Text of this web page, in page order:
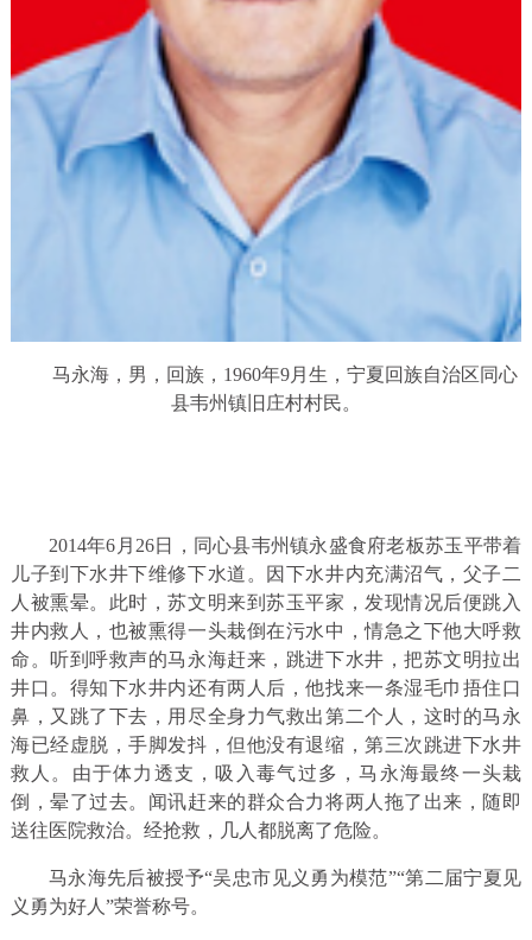
马永海，男，回族，1960年9月生，宁夏回族自治区同心
县韦州镇旧庄村村民。
2014年6月26日，同心县韦州镇永盛食府老板苏玉平带着
儿子到下水井下维修下水道。因下水井内充满沼气，父子二
人被熏晕。此时，苏文明来到苏玉平家，发现情况后便跳入
井内救人，也被熏得一头栽倒在污水中，情急之下他大呼救
命。听到呼救声的马永海赶来，跳进下水井，把苏文明拉出
井口。得知下水井内还有两人后，他找来一条湿毛巾捂住口
鼻，又跳了下去，用尽全身力气救出第二个人，这时的马永
海已经虚脱，手脚发抖，但他没有退缩，第三次跳进下水井
救人。由于体力透支，吸入毒气过多，马永海最终一头栽
倒，晕了过去。闻讯赶来的群众合力将两人拖了出来，随即
送往医院救治。经抢救，几人都脱离了危险。
马永海先后被授予“吴忠市见义勇为模范”“第二届宁夏见
义勇为好人”荣誉称号。